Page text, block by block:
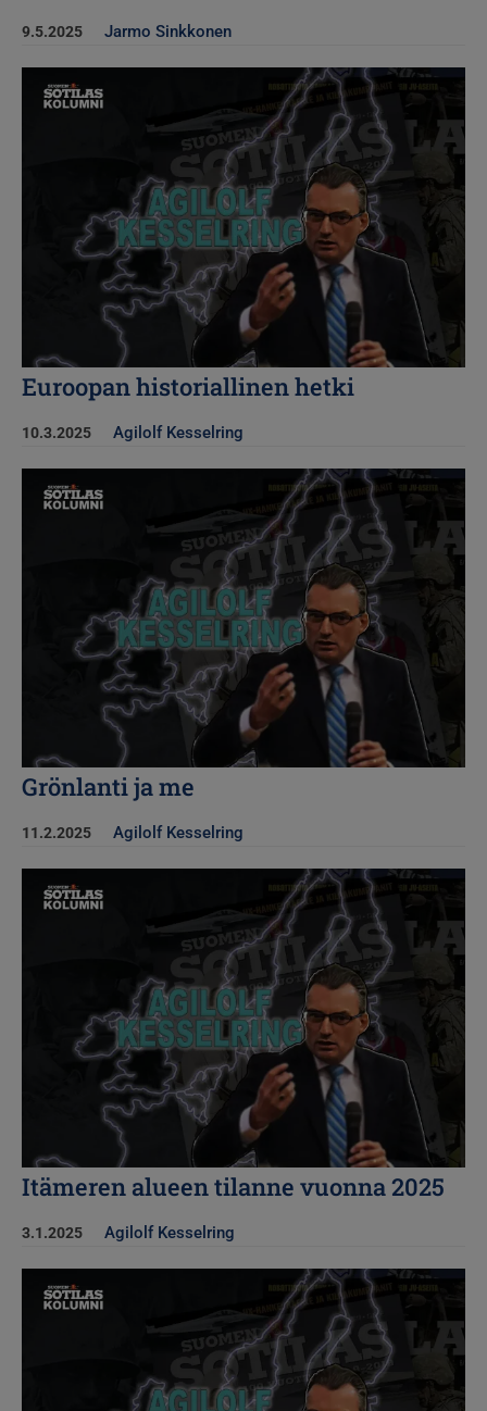
9.5.2025 Jarmo Sinkkonen
Kuva
Euroopan historiallinen hetki
10.3.2025 Agilolf Kesselring
Kuva
Grönlanti ja me
11.2.2025 Agilolf Kesselring
Kuva
Itämeren alueen tilanne vuonna 2025
3.1.2025 Agilolf Kesselring
Kuva